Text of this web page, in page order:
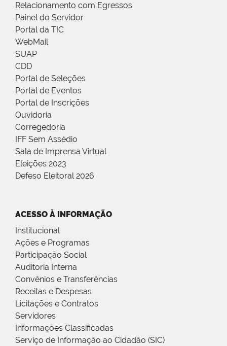
Relacionamento com Egressos
Painel do Servidor
Portal da TIC
WebMail
SUAP
CDD
Portal de Seleções
Portal de Eventos
Portal de Inscrições
Ouvidoria
Corregedoria
IFF Sem Assédio
Sala de Imprensa Virtual
Eleições 2023
Defeso Eleitoral 2026
ACESSO À INFORMAÇÃO
Institucional
Ações e Programas
Participação Social
Auditoria Interna
Convênios e Transferências
Receitas e Despesas
Licitações e Contratos
Servidores
Informações Classificadas
Serviço de Informação ao Cidadão (SIC)